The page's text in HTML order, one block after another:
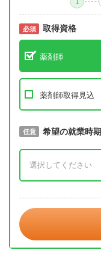
必須 取得資格
薬剤師
薬剤師取得見込
必須 取得予定年
任意 希望の就業時期